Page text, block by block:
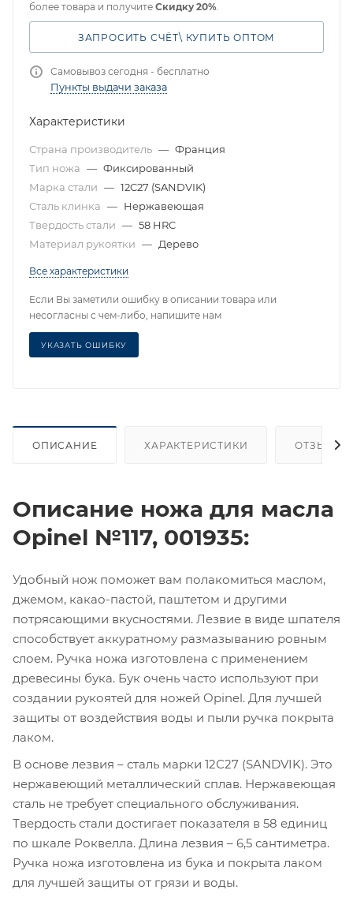
более товара и получите Скидку 20%.
ЗАПРОСИТЬ СЧЁТ\ КУПИТЬ ОПТОМ
Самовывоз сегодня - бесплатно
Пункты выдачи заказа
Характеристики
Страна производитель — Франция
Тип ножа — Фиксированный
Марка стали — 12C27 (SANDVIK)
Сталь клинка — Нержавеющая
Твердость стали — 58 HRC
Материал рукоятки — Дерево
Все характеристики
Если Вы заметили ошибку в описании товара или
несогласны с чем-либо, напишите нам
УКАЗАТЬ ОШИБКУ
ОПИСАНИЕ ХАРАКТЕРИСТИКИ ОТЗЫВЫ
Описание ножа для масла
Opinel №117, 001935:
Удобный нож поможет вам полакомиться маслом,
джемом, какао-пастой, паштетом и другими
потрясающими вкусностями. Лезвие в виде шпателя
способствует аккуратному размазыванию ровным
слоем. Ручка ножа изготовлена с применением
древесины бука. Бук очень часто используют при
создании рукоятей для ножей Opinel. Для лучшей
защиты от воздействия воды и пыли ручка покрыта
лаком.
В основе лезвия – сталь марки 12С27 (SANDVIK). Это
нержавеющий металлический сплав. Нержавеющая
сталь не требует специального обслуживания.
Твердость стали достигает показателя в 58 единиц
по шкале Роквелла. Длина лезвия – 6,5 сантиметра.
Ручка ножа изготовлена из бука и покрыта лаком
для лучшей защиты от грязи и воды.